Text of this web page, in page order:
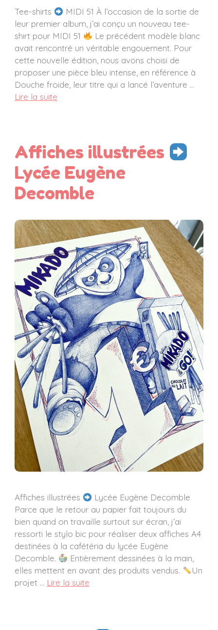
Tee-shirts
MIDI 51 À l’occasion de la sortie de
leur premier album, j’ai conçu un nouveau tee-
shirt pour MIDI 51
Le précédent modèle blanc
avait rencontré un véritable engouement. Pour
cette nouvelle édition, nous avons choisi de
proposer une pièce bleu intense, en référence à
Douche froide, leur titre qui a lancé l’aventure …
Lire la suite
Affiches illustrées
Lycée Eugène
Decomble
Affiches illustrées
Lycée Eugène Decomble
Parce que le retour au papier fait toujours du
bien quand on travaille surtout sur écran, j’ai
ressorti le stylo bic pour réaliser deux affiches A4
destinées à la cafétéria du lycée Eugène
Decomble.
Entièrement dessinées à la main,
elles mettent en avant des produits vendus.
Un
projet … Lire la suite